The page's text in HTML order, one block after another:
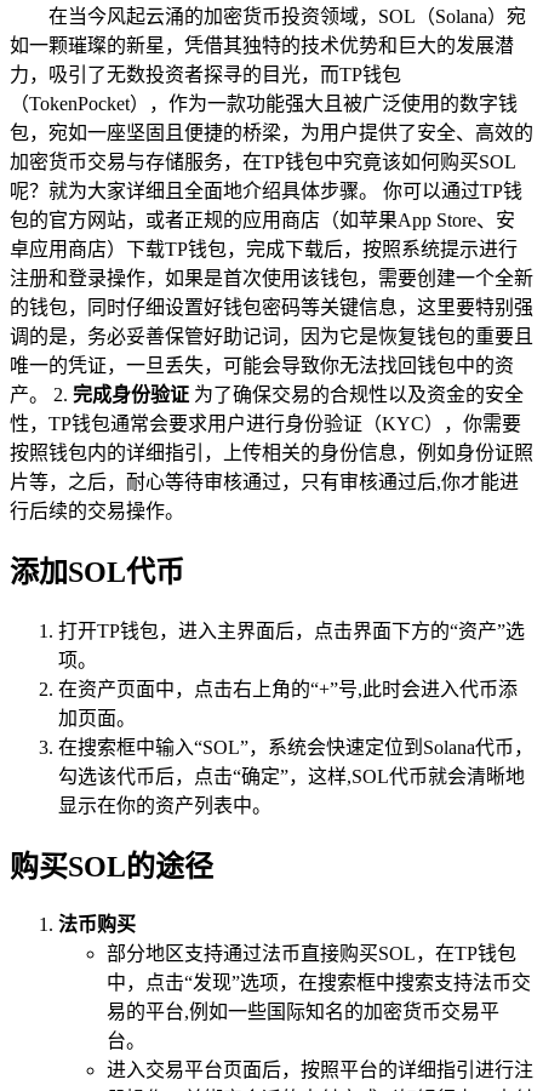
在当今风起云涌的加密货币投资领域，SOL（Solana）宛
如一颗璀璨的新星，凭借其独特的技术优势和巨大的发展潜
力，吸引了无数投资者探寻的目光，而TP钱包
（TokenPocket），作为一款功能强大且被广泛使用的数字钱
包，宛如一座坚固且便捷的桥梁，为用户提供了安全、高效的
加密货币交易与存储服务，在TP钱包中究竟该如何购买SOL
呢？就为大家详细且全面地介绍具体步骤。 你可以通过TP钱
包的官方网站，或者正规的应用商店（如苹果App Store、安
卓应用商店）下载TP钱包，完成下载后，按照系统提示进行
注册和登录操作，如果是首次使用该钱包，需要创建一个全新
的钱包，同时仔细设置好钱包密码等关键信息，这里要特别强
调的是，务必妥善保管好助记词，因为它是恢复钱包的重要且
唯一的凭证，一旦丢失，可能会导致你无法找回钱包中的资
产。 2. 完成身份验证 为了确保交易的合规性以及资金的安全
性，TP钱包通常会要求用户进行身份验证（KYC），你需要
按照钱包内的详细指引，上传相关的身份信息，例如身份证照
片等，之后，耐心等待审核通过，只有审核通过后,你才能进
行后续的交易操作。
添加SOL代币
打开TP钱包，进入主界面后，点击界面下方的“资产”选
项。
在资产页面中，点击右上角的“+”号,此时会进入代币添
加页面。
在搜索框中输入“SOL”，系统会快速定位到Solana代币，
勾选该代币后，点击“确定”，这样,SOL代币就会清晰地
显示在你的资产列表中。
购买SOL的途径
法币购买
部分地区支持通过法币直接购买SOL，在TP钱包
中，点击“发现”选项，在搜索框中搜索支持法币交
易的平台,例如一些国际知名的加密货币交易平
台。
进入交易平台页面后，按照平台的详细指引进行注